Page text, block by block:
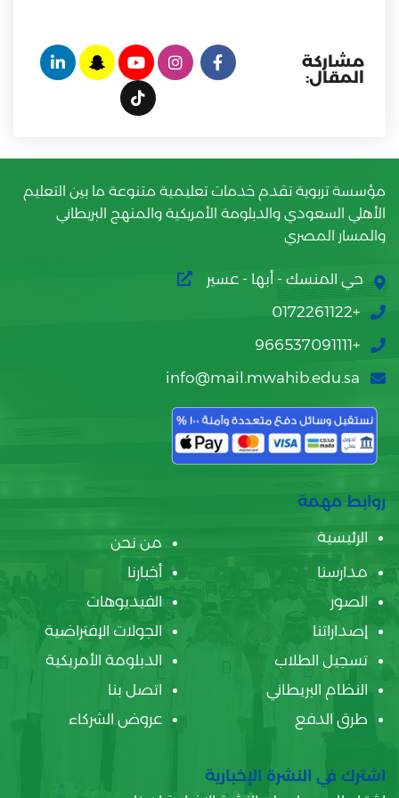
مشاركة
المقال:
مؤسسة تربوية تقدم خدمات تعليمية متنوعة ما بين التعليم
الأهلي السعودي والدبلومة الأمريكية والمنهج البريطاني
والمسار المصري
حي المنسك - أبها - عسير
+0172261122
+966537091111
info@mail.mwahib.edu.sa
روابط مهمة
الرئيسية
من نحن
مدارسنا
أخبارنا
الصور
الفيديوهات
إصداراتنا
الجولات الإفتراضية
تسجيل الطلاب
الدبلومة الأمريكية
النظام البريطاني
اتصل بنا
طرق الدفع
عروض الشركاء
اشترك في النشرة الإخبارية